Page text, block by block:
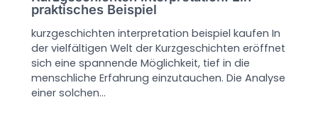
praktisches Beispiel
kurzgeschichten interpretation beispiel kaufen In
der vielfältigen Welt der Kurzgeschichten eröffnet
sich eine spannende Möglichkeit, tief in die
menschliche Erfahrung einzutauchen. Die Analyse
einer solchen…